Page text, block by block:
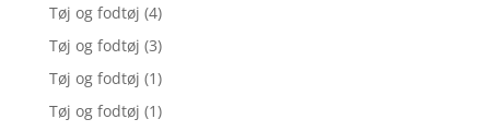
Tøj og fodtøj (4)
Tøj og fodtøj (3)
Tøj og fodtøj (1)
Tøj og fodtøj (1)